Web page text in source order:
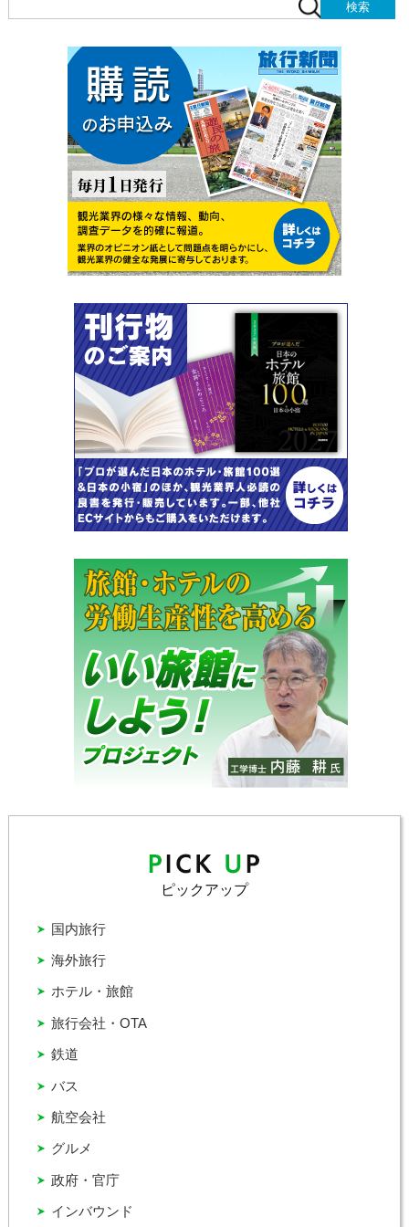
ピックアップ
インバウンド
グルメ
バス
ホテル・旅館
国内旅行
政府・官庁
旅行会社・OTA
海外旅行
航空会社
鉄道